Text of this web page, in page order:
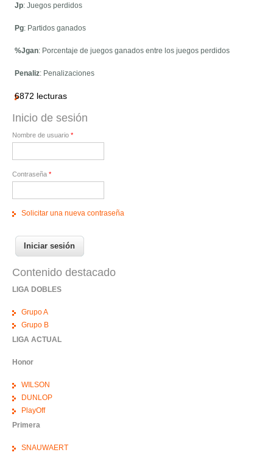
Jp: Juegos perdidos
Pg: Partidos ganados
%Jgan: Porcentaje de juegos ganados entre los juegos perdidos
Penaliz: Penalizaciones
6872 lecturas
Inicio de sesión
Nombre de usuario *
Contraseña *
Solicitar una nueva contraseña
Contenido destacado
LIGA DOBLES
Grupo A
Grupo B
LIGA ACTUAL
Honor
WILSON
DUNLOP
PlayOff
Primera
SNAUWAERT